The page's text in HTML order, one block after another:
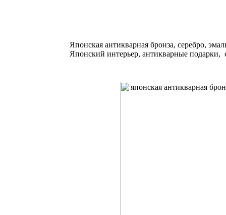
Японская антикварная бронза, серебро,
Японский интерьер, антикварные подарки,